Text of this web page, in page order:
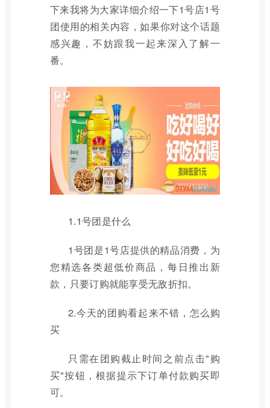
下来我将为大家详细介绍一下1号店1号
团使用的相关内容，如果你对这个话题
感兴趣，不妨跟我一起来深入了解一
番。
1.1号团是什么
1号团是1号店提供的精品消费，为
您精选各类超低价商品，每日推出新
款，只要订购就能享受无敌折扣。
2.今天的团购看起来不错，怎么购
买
只需在团购截止时间之前点击"购
买"按钮，根据提示下订单付款购买即
可。